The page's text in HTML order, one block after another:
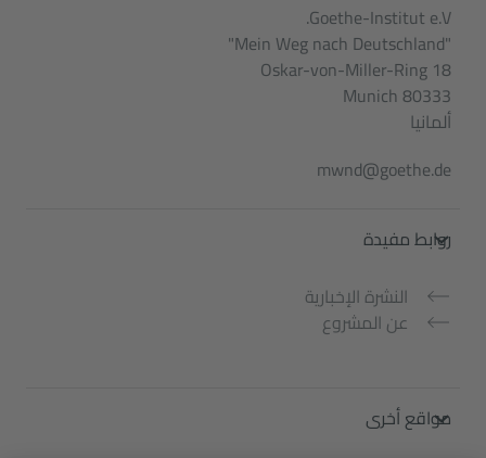
Goethe-Institut e.V.
"Mein Weg nach Deutschland"
Oskar-von-Miller-Ring 18
80333 Munich
ألمانيا
mwnd@goethe.de
روابط مفيدة
النشرة الإخبارية
عن المشروع
مواقع أخرى